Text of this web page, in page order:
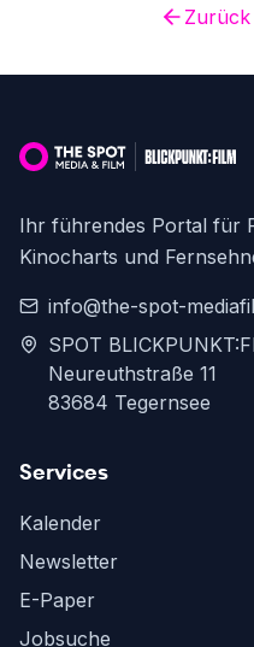
Ihr führendes Portal für
Kinocharts und
info@the-spot-
SPOT
Neureuthstraße 11
83684 Tegernsee
Services
Kalender
Newsletter
E-Paper
Jobsuche